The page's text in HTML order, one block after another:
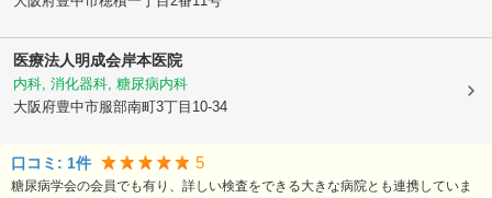
医療法人明成会岸本医院
内科, 消化器科, 糖尿病内科
大阪府豊中市服部南町3丁目10-34
口コミ: 1件 5
糖尿病学会の会員でも有り、詳しい検査をできる大きな病院とも連携していま